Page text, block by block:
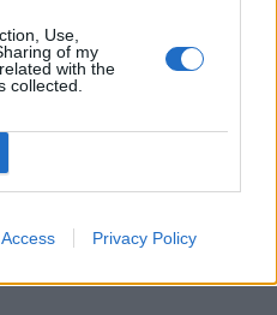
Use,
of my
with the
collected.
Privacy Policy
οι
του.Μόνο ο ίδιος
μαγαζί.Δεν πατάει